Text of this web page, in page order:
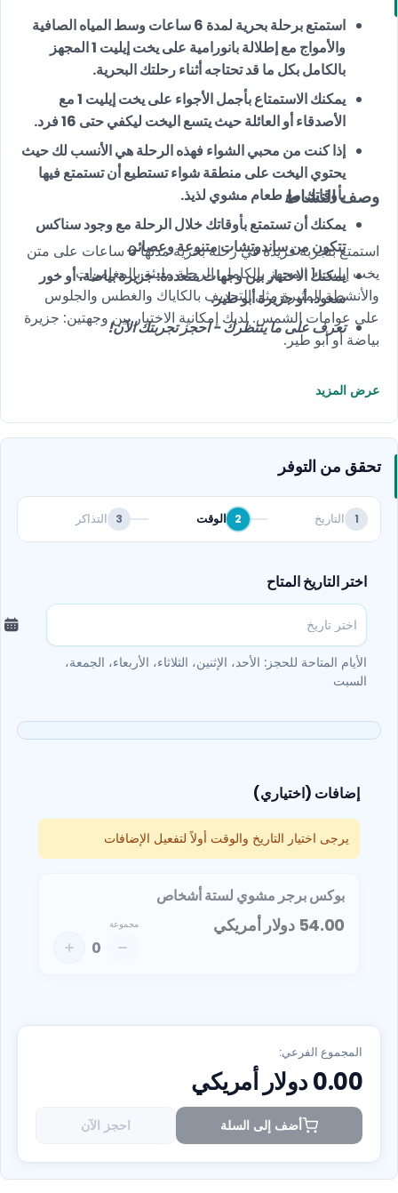
استمتع برحلة بحرية لمدة 6 ساعات وسط المياه الصافية
والأمواج مع إطلالة بانورامية على يخت إيليت 1 المجهز
بالكامل بكل ما قد تحتاجه أثناء رحلتك البحرية.
يمكنك الاستمتاع بأجمل الأجواء على يخت إيليت 1 مع
الأصدقاء أو العائلة حيث يتسع اليخت ليكفي حتى 16 فرد.
إذا كنت من محبي الشواء فهذه الرحلة هي الأنسب لك حيث
يحتوي اليخت على منطقة شواء تستطيع أن تستمتع فيها
بأوقاتك مع طعام مشوي لذيذ.
يمكنك أن تستمتع بأوقاتك خلال الرحلة مع وجود سناكس
تتكون من ساندوتشات متنوعة وعصائر.
يمكنك الاختيار بين وجهات متعددة: جزيرة بياضة، أو خور
سعود، أو جزيرة أبو طير.
تعرف على ما ينتظرك - احجز تجربتك الآن!
وصف النشاط
استمتع بتجربة فريدة في رحلة بحرية مدتها 6 ساعات على متن
يخت إيليت 1 المجهز بالكامل. الرحلة مليئة بالمغامرات
والأنشطة المثيرة مثل التجديف بالكاياك والغطس والجلوس
على عوامات الشمس. لديك إمكانية الاختيار بين وجهتين: جزيرة
بياضة أو أبو طير.
عرض المزيد
تحقق من التوفر
1 التاريخ 2 الوقت 3 التذاكر
اختر التاريخ المتاح
الأيام المتاحة للحجز: الأحد، الإثنين، الثلاثاء، الأربعاء، الجمعة،
السبت
إضافات (اختياري)
يرجى اختيار التاريخ والوقت أولاً لتفعيل الإضافات
بوكس برجر مشوي لستة أشخاص
54.00 دولار أمريكي مجموعة
0
المجموع الفرعي:
0.00دولار أمريكي
أضف إلى السلة احجز الآن